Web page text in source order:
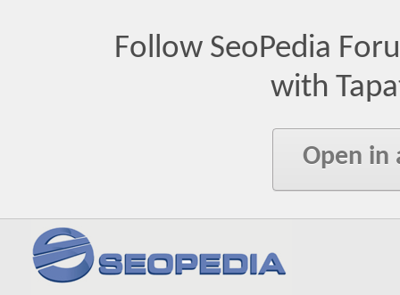
Follow SeoPedia
with
Open in